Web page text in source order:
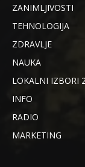
ZANIMLJIVOSTI
TEHNOLOGIJA
ZDRAVLJE
NAUKA
LOKALNI IZBORI
INFO
RADIO
MARKETING